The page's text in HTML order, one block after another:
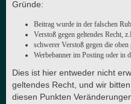
Gründe:
Beitrag wurde in der falschen
Verstoß gegen geltendes Recht,
schwerer Verstoß gegen die oben
Werbebanner im Posting oder in
Dies ist hier entweder nicht
geltendes Recht, und wir
diesen Punkten